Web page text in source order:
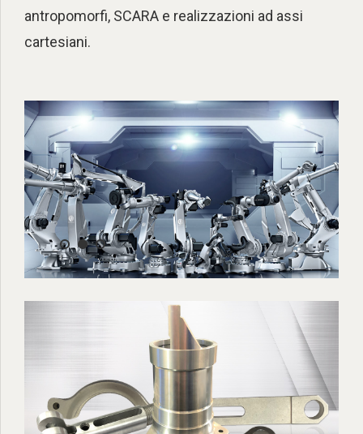
antropomorfi, SCARA e realizzazioni ad assi
cartesiani.